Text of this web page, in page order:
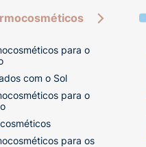
para o
com o Sol
para o
para os